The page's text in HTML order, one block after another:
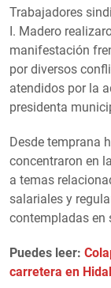
Trabajadores
I. Madero
manifestación
por diversos
atendidos por la
presidenta
Desde temprana
concentraron en
a temas
salariales y
contempladas en
Puedes leer:
carretera en